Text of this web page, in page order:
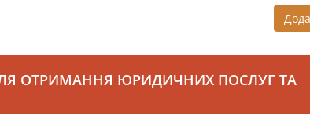
ОТРИМАННЯ ЮРИДИЧНИХ ПОСЛУГ ТА